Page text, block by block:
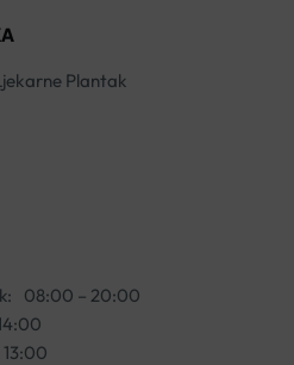
Plantak
08:00 – 20:00